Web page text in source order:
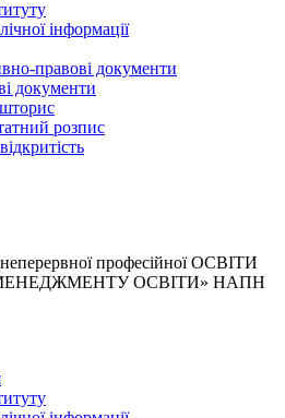
інформації
правові документи
документи
розпис
неперервної професійної ОСВІТИ
ОСВІТИ» НАПН